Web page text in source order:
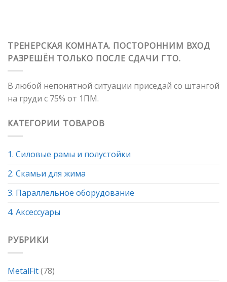
ТРЕНЕРСКАЯ КОМНАТА. ПОСТОРОННИМ ВХОД
РАЗРЕШЁН ТОЛЬКО ПОСЛЕ СДАЧИ ГТО.
В любой непонятной ситуации приседай со штангой
на груди с 75% от 1ПМ.
КАТЕГОРИИ ТОВАРОВ
1. Силовые рамы и полустойки
2. Скамьи для жима
3. Параллельное оборудование
4. Аксессуары
РУБРИКИ
MetalFit(78)